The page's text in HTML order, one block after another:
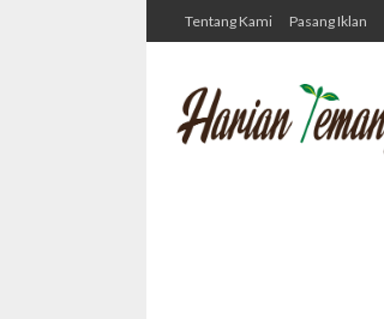
Tentang Kami Pasang Iklan